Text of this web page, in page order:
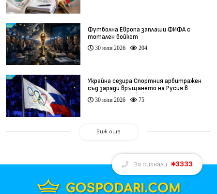
Футболна Европа заплаши ФИФА с
тотален бойкот
30 юли 2026 204
Украйна сезира Спортния арбитражен
съд заради връщането на Русия в
олимпийското движение
30 юли 2026 75
Виж още
За сигнали: 3333